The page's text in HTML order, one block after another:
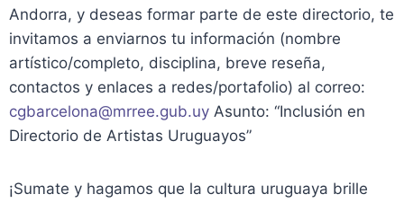
Andorra, y deseas formar parte de este directorio, te
invitamos a enviarnos tu información (nombre
artístico/completo, disciplina, breve reseña,
contactos y enlaces a redes/portafolio) al correo:
cgbarcelona@mrree.gub.uy Asunto: “Inclusión en
Directorio de Artistas Uruguayos”
¡Sumate y hagamos que la cultura uruguaya brille